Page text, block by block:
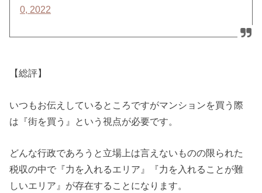
0, 2022
【総評】
いつもお伝えしているところですがマンションを買う際
は『街を買う』という視点が必要です。
どんな行政であろうと立場上は言えないものの限られた
税収の中で『力を入れるエリア』『力を入れることが難
しいエリア』が存在することになります。